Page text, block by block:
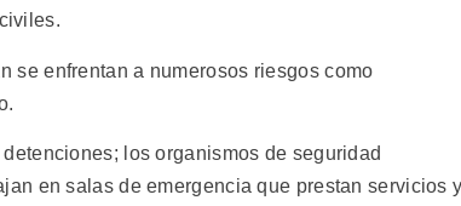
se enfrentan a numerosos riesgos como
los organismos de seguridad
en salas de emergencia que prestan servicios